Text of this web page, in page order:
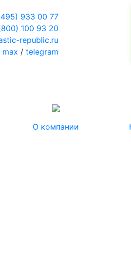
933 00 77
100 93 20
republic.ru
max / telegram
О компании